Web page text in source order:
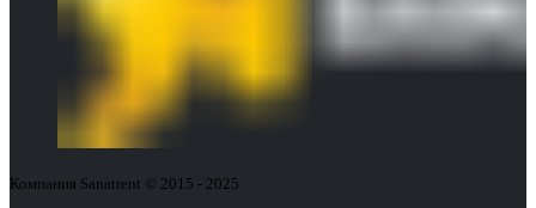
Компания Sanatrent © 2015 - 2025